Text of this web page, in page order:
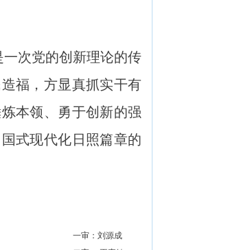
次党的创新理论的传
福，方显真抓实干有
本领、勇于创新的强
式现代化日照篇章的
一审：刘源成